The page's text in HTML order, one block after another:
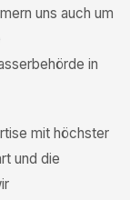
uns auch um
in
mit höchster
und die